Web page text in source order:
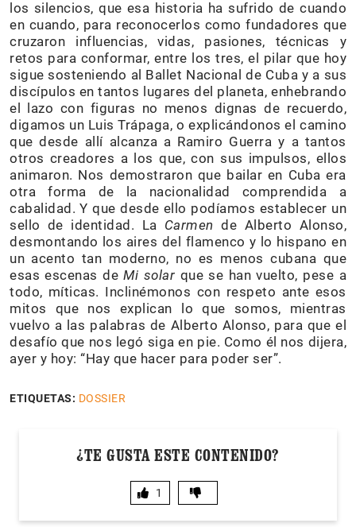
los silencios, que esa historia ha sufrido de cuando
en cuando, para reconocerlos como fundadores que
cruzaron influencias, vidas, pasiones, técnicas y
retos para conformar, entre los tres, el pilar que hoy
sigue sosteniendo al Ballet Nacional de Cuba y a sus
discípulos en tantos lugares del planeta, enhebrando
el lazo con figuras no menos dignas de recuerdo,
digamos un Luis Trápaga, o explicándonos el camino
que desde allí alcanza a Ramiro Guerra y a tantos
otros creadores a los que, con sus impulsos, ellos
animaron. Nos demostraron que bailar en Cuba era
otra forma de la nacionalidad comprendida a
cabalidad. Y que desde ello podíamos establecer un
sello de identidad. La Carmen de Alberto Alonso,
desmontando los aires del flamenco y lo hispano en
un acento tan moderno, no es menos cubana que
esas escenas deMi solar que se han vuelto, pese a
todo, míticas. Inclinémonos con respeto ante esos
mitos que nos explican lo que somos, mientras
vuelvo a las palabras de Alberto Alonso, para que el
desafío que nos legó siga en pie. Como él nos dijera,
ayer y hoy: “Hay que hacer para poder ser”.
ETIQUETAS: DOSSIER
¿TE GUSTA ESTE CONTENIDO?
1